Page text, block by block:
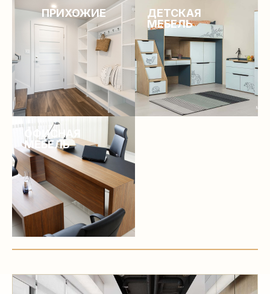
ПРИХОЖИЕ
ДЕТСКАЯ
МЕБЕЛЬ​
ОФИСНАЯ
МЕБЕЛЬ